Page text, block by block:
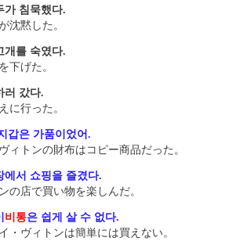
가 침묵했다.
沈黙した。
개를 숙였다.
下げた。
러 갔다.
に行った。
갑은 가품이었어.
ィトンの財布はコピー商品だった。
에서 쇼핑을 즐겼다.
の店で買い物を楽しんだ。
비통은 쉽게 살 수 없다.
・ヴィトンは簡単には買えない。